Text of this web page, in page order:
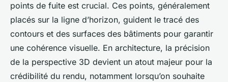
points de fuite est crucial. Ces points, généralement
placés sur la ligne d’horizon, guident le tracé des
contours et des surfaces des bâtiments pour garantir
une cohérence visuelle. En architecture, la précision
de la perspective 3D devient un atout majeur pour la
crédibilité du rendu, notamment lorsqu’on souhaite